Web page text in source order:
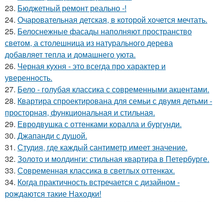
23. Бюджетный ремонт реально -!
24. Очаровательная детская, в которой хочется мечтать.
25. Белоснежные фасады наполняют пространство
светом, а столешница из натурального дерева
добавляет тепла и домашнего уюта.
26. Черная кухня - это всегда про характер и
уверенность.
27. Бело - голубая классика с современными акцентами.
28. Квартира спроектирована для семьи с двумя детьми -
просторная, функциональная и стильная.
29. Евродвушка с оттенками коралла и бургунди.
30. Джапанди с душой.
31. Студия, где каждый сантиметр имеет значение.
32. Золото и молдинги: стильная квартира в Петербурге.
33. Современная классика в светлых оттенках.
34. Когда практичность встречается с дизайном -
рождаются такие Находки!